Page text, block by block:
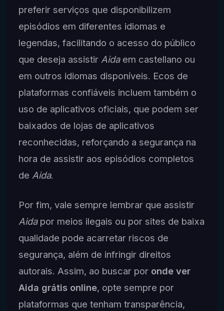
preferir serviços que disponibilizem
episódios em diferentes idiomas e
legendas, facilitando o acesso do público
que deseja assistir Aidaem castellano ou
em outros idiomas disponíveis. Ecos de
plataformas confiáveis incluem também o
uso de aplicativos oficiais, que podem ser
baixados de lojas de aplicativos
reconhecidas, reforçando a segurança na
hora de assistir aos episódios completos
de Aida.
Por fim, vale sempre lembrar que assistir
Aidapor meios ilegais ou por sites de baixa
qualidade pode acarretar riscos de
segurança, além de infringir direitos
autorais. Assim, ao buscar por onde ver
Aida grátis online, opte sempre por
plataformas que tenham transparência,